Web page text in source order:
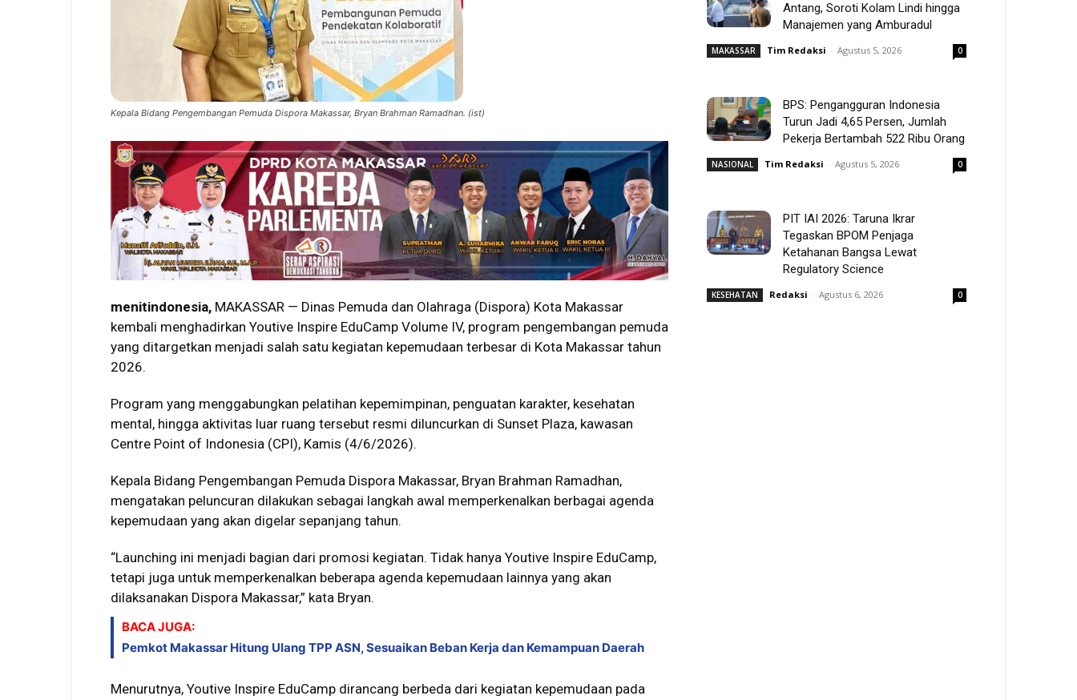
Kepala Bidang Pengembangan Pemuda Dispora Makassar, Bryan Brahman Ramadhan. (ist)
menitindonesia, MAKASSAR — Dinas Pemuda dan Olahraga (Dispora) Kota Makassar
kembali menghadirkan Youtive Inspire EduCamp Volume IV, program pengembangan pemuda
yang ditargetkan menjadi salah satu kegiatan kepemudaan terbesar di Kota Makassar tahun
2026.
Program yang menggabungkan pelatihan kepemimpinan, penguatan karakter, kesehatan
mental, hingga aktivitas luar ruang tersebut resmi diluncurkan di Sunset Plaza, kawasan
Centre Point of Indonesia (CPI), Kamis (4/6/2026).
Kepala Bidang Pengembangan Pemuda Dispora Makassar, Bryan Brahman Ramadhan,
mengatakan peluncuran dilakukan sebagai langkah awal memperkenalkan berbagai agenda
kepemudaan yang akan digelar sepanjang tahun.
“Launching ini menjadi bagian dari promosi kegiatan. Tidak hanya Youtive Inspire EduCamp,
tetapi juga untuk memperkenalkan beberapa agenda kepemudaan lainnya yang akan
dilaksanakan Dispora Makassar,” kata Bryan.
BACA JUGA:
Pemkot Makassar Hitung Ulang TPP ASN, Sesuaikan Beban Kerja dan Kemampuan Daerah
Menurutnya, Youtive Inspire EduCamp dirancang berbeda dari kegiatan kepemudaan pada
Antang, Soroti Kolam Lindi hingga
Manajemen yang Amburadul
MAKASSAR Tim Redaksi - Agustus 5, 2026 0
BPS: Pengangguran Indonesia
Turun Jadi 4,65 Persen, Jumlah
Pekerja Bertambah 522 Ribu Orang
NASIONAL Tim Redaksi - Agustus 5, 2026 0
PIT IAI 2026: Taruna Ikrar
Tegaskan BPOM Penjaga
Ketahanan Bangsa Lewat
Regulatory Science
KESEHATAN Redaksi - Agustus 6, 2026 0